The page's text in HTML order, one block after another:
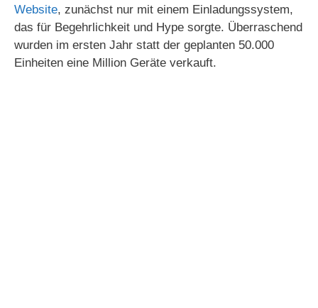
Website, zunächst nur mit einem Einladungssystem,
das für Begehrlichkeit und Hype sorgte. Überraschend
wurden im ersten Jahr statt der geplanten 50.000
Einheiten eine Million Geräte verkauft.